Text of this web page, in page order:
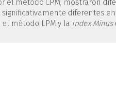
el método LPM, mostraron
significativamente diferentes
método LPM y la Index Minus